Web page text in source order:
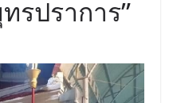
รปราการ”